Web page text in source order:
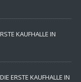
KAUFHALLE IN
ERSTE KAUFHALLE IN